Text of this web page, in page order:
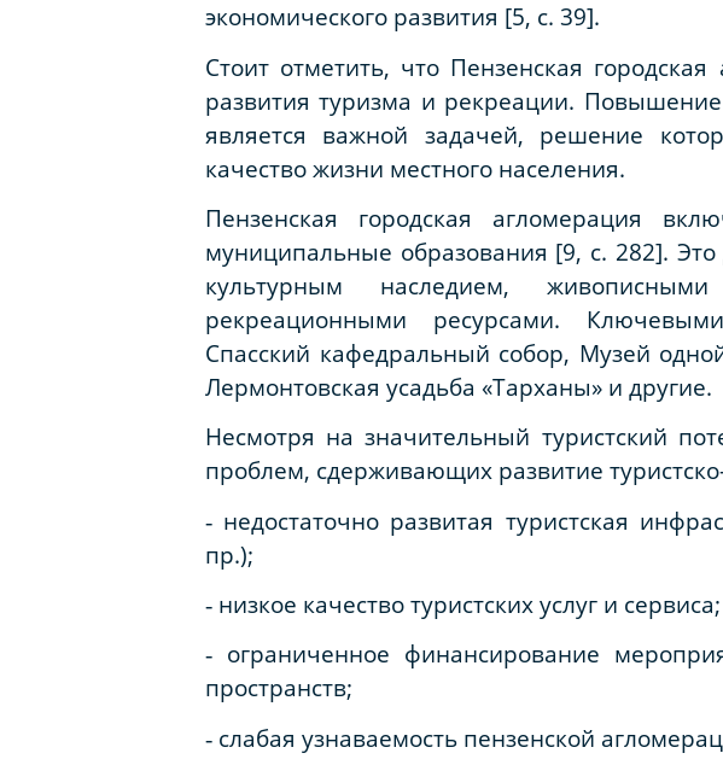
экономического развития [5, c. 39].
Стоит отметить, что Пензенская
развития туризма и рекреации.
является важной задачей, решение
качество жизни местного населения.
Пензенская городская агломерация
муниципальные образования [9, c. 282].
культурным наследием,
рекреационными ресурсами.
Спасский кафедральный собор, Музей
Лермонтовская усадьба «Тарханы» и другие.
Несмотря на значительный туристский
проблем, сдерживающих развитие
‑ недостаточно развитая туристская
пр.);
‑ низкое качество туристских услуг и сервиса;
‑ ограниченное финансирование
пространств;
‑ слабая узнаваемость пензенской